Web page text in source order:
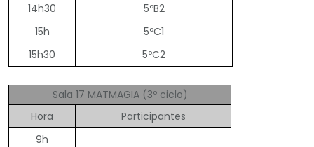
14h30
5ºB2
15h
5ºC1
15h30
5ºC2
Sala 17 MATMAGIA (3º ciclo)
Hora
Participantes
9h